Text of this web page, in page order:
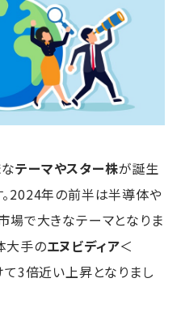
テーマやスター株が誕生
2024年の前半は半導体や
場で大きなテーマとなりま
大手のエヌビディア＜
3倍近い上昇となりまし